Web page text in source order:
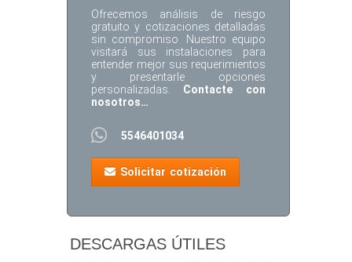
Ofrecemos análisis de riesgo
gratuito y cotizaciones detalladas
sin compromiso. Nuestro equipo
visitará sus instalaciones para
entender mejor sus requerimientos
y presentarle opciones
personalizadas. Contacte con
nosotros…
5546401034
Solicitar cotización
DESCARGAS ÚTILES